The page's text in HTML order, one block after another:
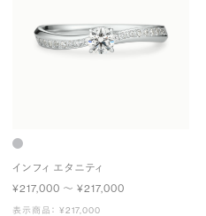
インフィ エタニティ
¥217,000 〜 ¥217,000
表示商品： ¥217,000